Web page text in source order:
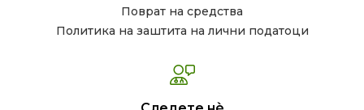
Поврат на средства
Политика на заштита на лични податоци